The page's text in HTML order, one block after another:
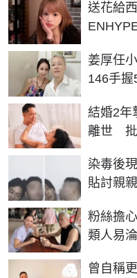
送花給
姜厚任
146手
結婚2年
離世 批
染毒後
貼討親
粉絲擔
類人易
曾自稱